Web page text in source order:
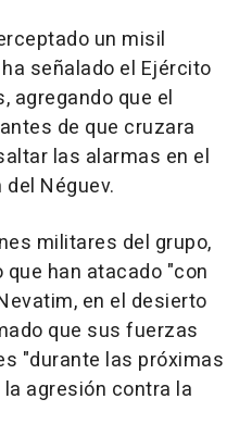
un misil
señalado el Ejército
agregando que el
de que cruzara
las alarmas en el
Néguev.
militares del grupo,
que han atacado "con
en el desierto
que sus fuerzas
"durante las próximas
agresión contra la